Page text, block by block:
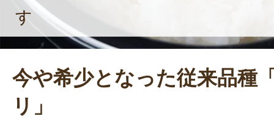
す
今や希少となった従来品種
リ」